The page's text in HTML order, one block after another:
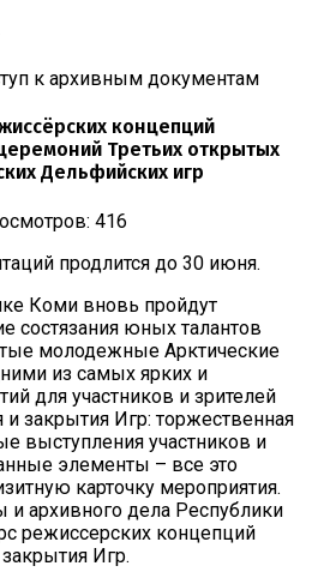
к архивным документам
концепций
Третьих открытых
Дельфийских игр
416
продлится до 30 июня.
Коми вновь пройдут
состязания юных талантов
молодежные Арктические
из самых ярких и
для участников и зрителей
закрытия Игр: торжественная
выступления участников и
элементы – все это
карточку мероприятия.
и архивного дела Республики
режиссерских концепций
Игр.